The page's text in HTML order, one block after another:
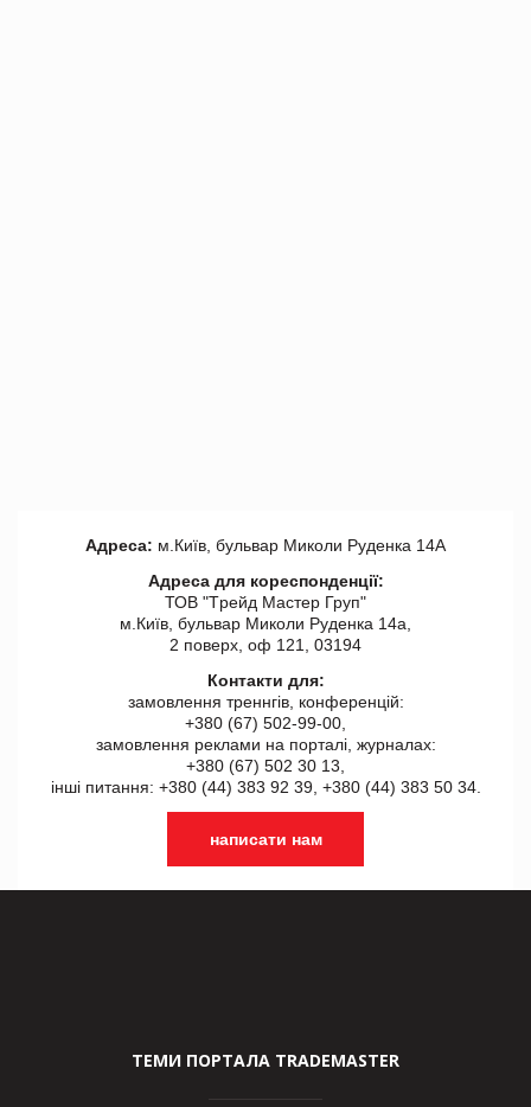
Адреса: м.Київ, бульвар Миколи Руденка 14А
Адреса для кореспонденції:
ТОВ "Tрейд Мастер Груп"
м.Київ, бульвар Миколи Руденка 14а,
2 поверх, оф 121, 03194
Контакти для:
замовлення треннгів, конференцій:
+380 (67) 502-99-00,
замовлення реклами на порталі, журналах:
+380 (67) 502 30 13,
інші питання: +380 (44) 383 92 39, +380 (44) 383 50 34.
написати нам
ТЕМИ ПОРТАЛА TRADEMASTER